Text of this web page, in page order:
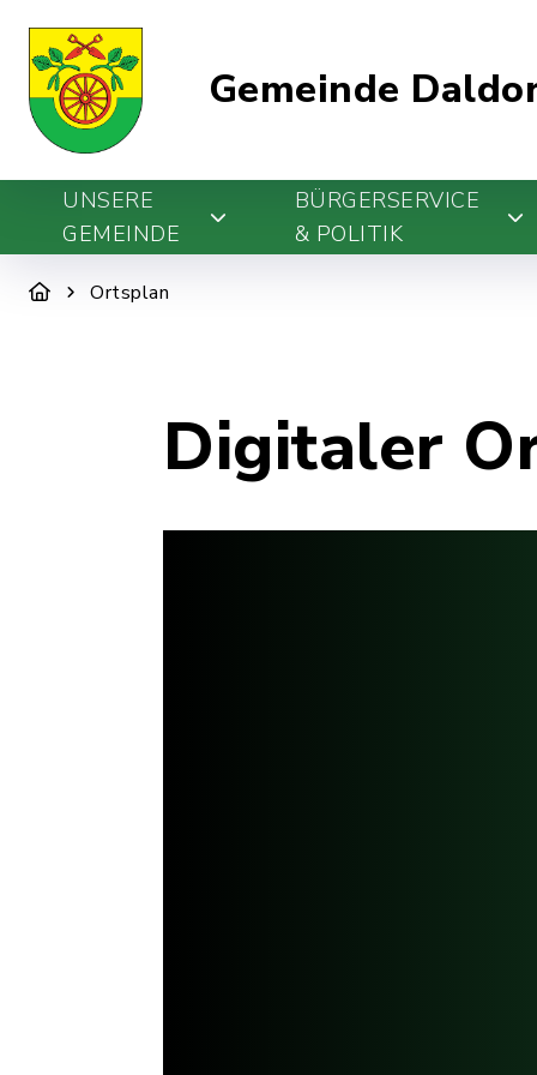
Gemeinde
UNSERE
GEMEINDE
BÜRGERSERVICE
& POLITIK
Ortsplan
Digitaler